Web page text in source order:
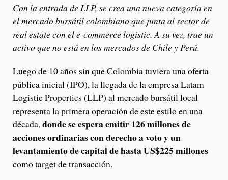
Con la entrada de LLP, se crea una nueva categoría en
el mercado bursátil colombiano que junta al sector de
real estate con el e-commerce logistic. A su vez, trae un
activo que no está en los mercados de Chile y Perú.
Luego de 10 años sin que Colombia tuviera una oferta
pública inicial (IPO), la llegada de la empresa Latam
Logistic Properties (LLP) al mercado bursátil local
representa la primera operación de este estilo en una
década,donde se espera emitir 126 millones de
acciones ordinarias con derecho a voto y un
levantamiento de capital de hasta US$225 millones
como target de transacción.